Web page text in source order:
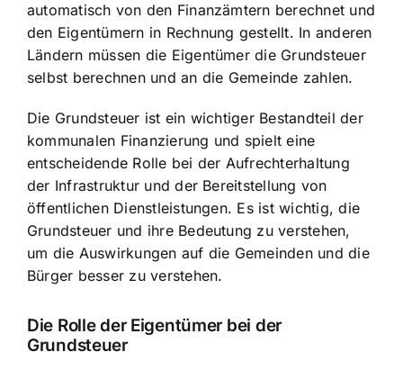
automatisch von den Finanzämtern berechnet und
den Eigentümern in Rechnung gestellt. In anderen
Ländern müssen die Eigentümer die Grundsteuer
selbst berechnen und an die Gemeinde zahlen.
Die Grundsteuer ist ein wichtiger Bestandteil der
kommunalen Finanzierung und spielt eine
entscheidende Rolle bei der Aufrechterhaltung
der Infrastruktur und der Bereitstellung von
öffentlichen Dienstleistungen. Es ist wichtig, die
Grundsteuer und ihre Bedeutung zu verstehen,
um die Auswirkungen auf die Gemeinden und die
Bürger besser zu verstehen.
Die Rolle der Eigentümer bei der
Grundsteuer